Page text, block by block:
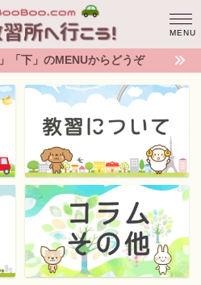
「下」のMENUからどうぞ